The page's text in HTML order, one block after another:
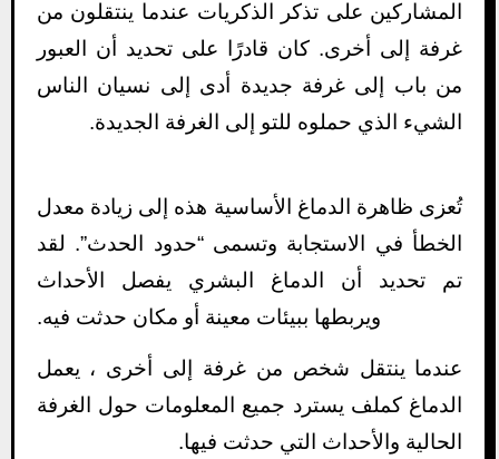
المشاركين على تذكر الذكريات عندما ينتقلون من
غرفة إلى أخرى. كان قادرًا على تحديد أن العبور
من باب إلى غرفة جديدة أدى إلى نسيان الناس
الشيء الذي حملوه للتو إلى الغرفة الجديدة.
تُعزى ظاهرة الدماغ الأساسية هذه إلى زيادة معدل
الخطأ في الاستجابة وتسمى “حدود الحدث”. لقد
تم تحديد أن الدماغ البشري يفصل الأحداث
ويربطها ببيئات معينة أو مكان حدثت فيه.
عندما ينتقل شخص من غرفة إلى أخرى ، يعمل
الدماغ كملف يسترد جميع المعلومات حول الغرفة
الحالية والأحداث التي حدثت فيها.